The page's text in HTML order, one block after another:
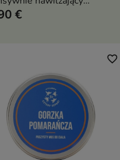
do codziennej
€
favorite_border